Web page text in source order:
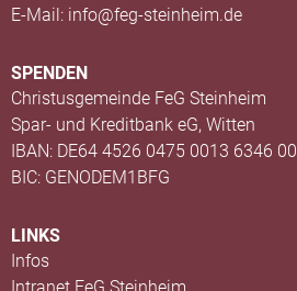
E-Mail: info@feg-steinheim.de
SPENDEN
Christusgemeinde FeG Steinheim
Spar- und Kreditbank eG, Witten
IBAN: DE64 4526 0475 0013 6346 00
BIC: GENODEM1BFG
LINKS
Infos